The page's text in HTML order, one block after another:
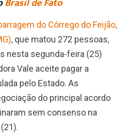
do Córrego do Feijão,
, que matou 272 pessoas,
nesta segunda-feira (25)
Vale aceite pagar a
pelo Estado. As
do principal acordo
sem consenso na